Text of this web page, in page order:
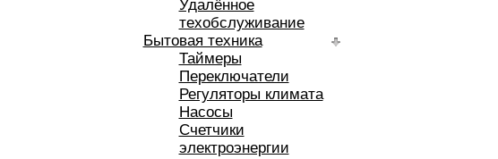
Удалённое
техобслуживание
Бытовая техника
Таймеры
Переключатели
Регуляторы климата
Насосы
Счетчики
электроэнергии